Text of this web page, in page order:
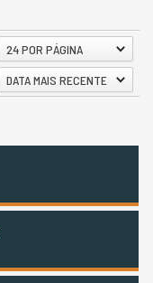
24 POR PÁGINA
DATA MAIS RECENTE